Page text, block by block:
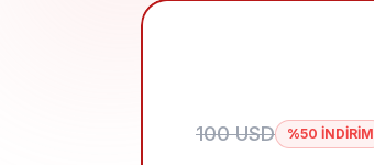
100 USD %50 İNDİRİM